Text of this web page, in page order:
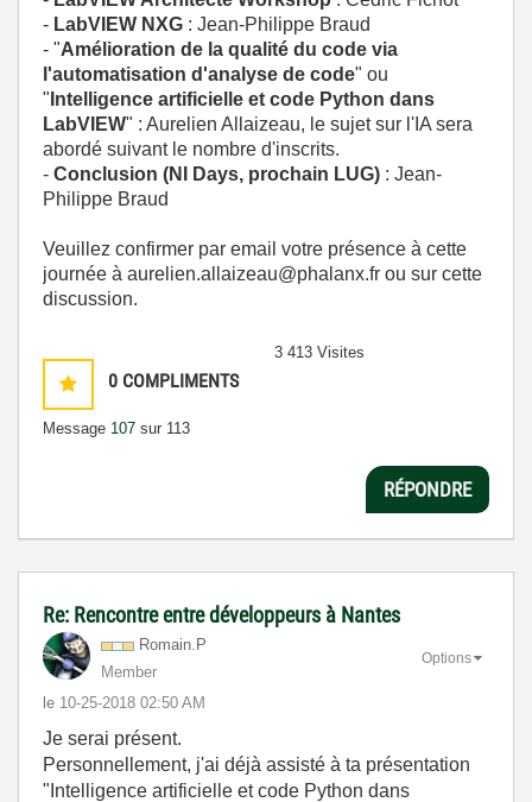
- LabVIEW NXG : Jean-Philippe Braud
- "Amélioration de la qualité du code via
l'automatisation d'analyse de code" ou
" Intelligence artificielle et code Python dans
LabVIEW" : Aurelien Allaizeau, le sujet sur l'IA sera
abordé suivant le nombre d'inscrits.
- Conclusion (NI Days, prochain LUG) : Jean-
Philippe Braud
Veuillez confirmer par email votre présence à cette
journée à aurelien.allaizeau@phalanx.fr ou sur cette
discussion.
0 COMPLIMENTS
Message 107 sur 113
3 413 Visites
RÉPONDRE
Re: Rencontre entre développeurs à Nantes
Romain.P
Member
le ‎10-25-2018 02:50 AM
Options
Je serai présent.
Personnellement, j'ai déjà assisté à ta présentation
"Intelligence artificielle et code Python dans